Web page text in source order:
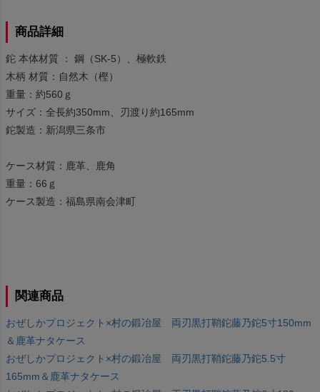
商品詳細
鉈 本体材質 ： 鋼（SK-5）、極軟鉄
木柄 材質：自然木（樫）
重量：約560ｇ
サイズ：全長約350mm、刃渡り約165mm
鉈製造：新潟県三条市
ケース材質：鹿革、鹿角
重量：66ｇ
ケース製造：福島県南会津町
関連商品
おぜしかプロジェクト×村の鍛冶屋 両刃黒打鞘鉈藤乃鉈5寸150mm
＆鹿革ナタケース
おぜしかプロジェクト×村の鍛冶屋 両刃黒打鞘鉈藤乃鉈5.5寸
165mm＆鹿革ナタケース